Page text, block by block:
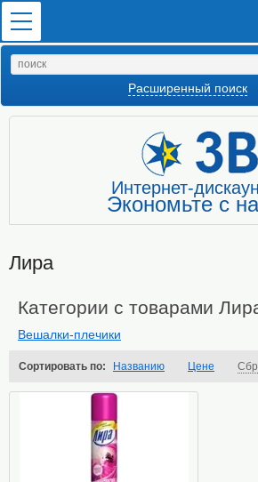
Расширенный поиск
Интернет-
Экономьте с
Лира
Категории с товарами
Вешалки-плечики
Сортировать по: Названию Цене